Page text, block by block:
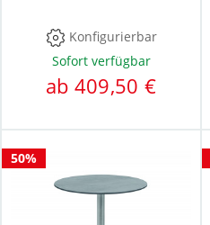
Konfigurierbar
Sofort verfügbar
ab 409,50 €
50%